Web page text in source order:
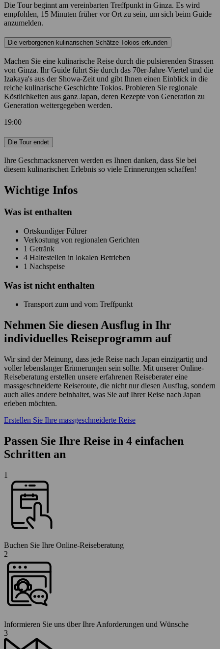
Die Tour beginnt am vereinbarten Treffpunkt in Ginza. Es wird
empfohlen, 15 Minuten früher vor Ort zu sein, um sich beim Guide
anzumelden.
Die verborgenen kulinarischen Schätze Tokios erkunden
Machen Sie eine kulinarische Reise durch die pulsierenden Strassen
von Ginza. Ihr Guide führt Sie durch das 70er-Jahre-Viertel und die
Izakaya's aus der Showa-Zeit und gibt Ihnen einen Einblick in die
reiche kulinarische Geschichte Tokios. Probieren Sie regionale
Köstlichkeiten aus ganz Japan, deren Rezepte von Generation zu
Generation weitergegeben werden.
19:00
Die Tour endet
Ihre Geschmacksnerven werden es Ihnen danken, dass Sie bei
diesem kulinarischen Erlebnis so viele Erinnerungen schaffen!
Wichtige Infos
Was ist enthalten
Ortskundiger Führer
Verkostung von regionalen Gerichten
1 Getränk
4 Haltestellen in lokalen Betrieben
1 Nachspeise
Was ist nicht enthalten
Transport zum und vom Treffpunkt
Nehmen Sie diesen Ausflug in Ihr
individuelles Reiseprogramm auf
Wir sind der Meinung, dass jede Reise nach Japan einzigartig und
voller lebenslanger Erinnerungen sein sollte. Mit unserer Online-
Reiseberatung erstellen unsere erfahrenen Reiseberater eine
massgeschneiderte Reiseroute, die nicht nur diesen Ausflug, sondern
auch alles andere beinhaltet, was Sie auf Ihrer Reise nach Japan
erleben möchten.
Erstellen Sie Ihre massgeschneiderte Reise
Passen Sie Ihre Reise in 4 einfachen
Schritten an
1
Buchen Sie Ihre Online-Reiseberatung
2
Informieren Sie uns über Ihre Anforderungen und Wünsche
3